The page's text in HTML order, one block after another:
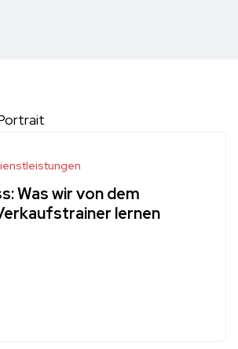
Was wir von dem
lernen